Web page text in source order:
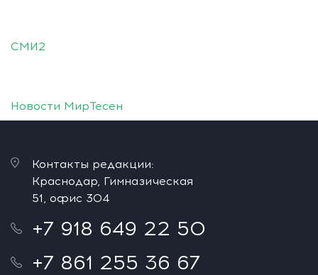
СМИ2
Новости МирТесен
Контакты редакции:
Краснодар, Гимназическая
51, офис 304
+7 918 649 22 50
+7 861 255 36 67